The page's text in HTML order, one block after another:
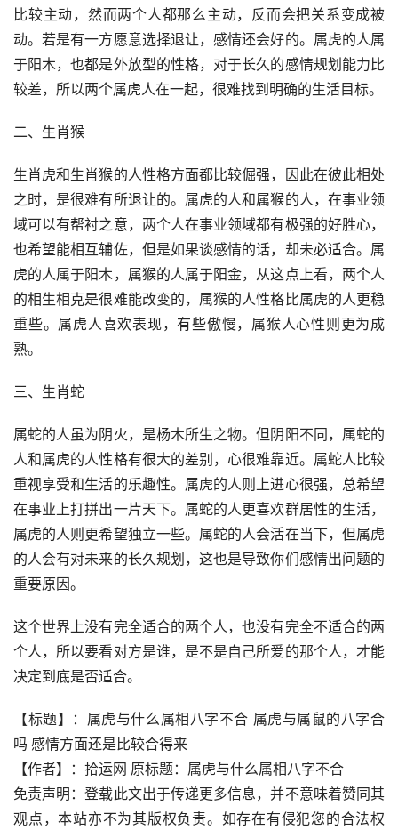
比较主动，然而两个人都那么主动，反而会把关系变成被
动。若是有一方愿意选择退让，感情还会好的。属虎的人属
于阳木，也都是外放型的性格，对于长久的感情规划能力比
较差，所以两个属虎人在一起，很难找到明确的生活目标。
二、生肖猴
生肖虎和生肖猴的人性格方面都比较倔强，因此在彼此相处
之时，是很难有所退让的。属虎的人和属猴的人，在事业领
域可以有帮衬之意，两个人在事业领域都有极强的好胜心，
也希望能相互辅佐，但是如果谈感情的话，却未必适合。属
虎的人属于阳木，属猴的人属于阳金，从这点上看，两个人
的相生相克是很难能改变的，属猴的人性格比属虎的人更稳
重些。属虎人喜欢表现，有些傲慢，属猴人心性则更为成
熟。
三、生肖蛇
属蛇的人虽为阴火，是杨木所生之物。但阴阳不同，属蛇的
人和属虎的人性格有很大的差别，心很难靠近。属蛇人比较
重视享受和生活的乐趣性。属虎的人则上进心很强，总希望
在事业上打拼出一片天下。属蛇的人更喜欢群居性的生活，
属虎的人则更希望独立一些。属蛇的人会活在当下，但属虎
的人会有对未来的长久规划，这也是导致你们感情出问题的
重要原因。
这个世界上没有完全适合的两个人，也没有完全不适合的两
个人，所以要看对方是谁，是不是自己所爱的那个人，才能
决定到底是否适合。
【标题】：属虎与什么属相八字不合 属虎与属鼠的八字合
吗 感情方面还是比较合得来
【作者】：拾运网 原标题：属虎与什么属相八字不合
免责声明：登载此文出于传递更多信息，并不意味着赞同其
观点，本站亦不为其版权负责。如存在有侵犯您的合法权